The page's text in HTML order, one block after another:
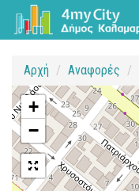
Αρχή Αναφορές
+
−